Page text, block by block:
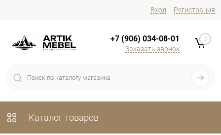
Вход Регистрация
+7 (906) 034-08-01
Заказать звонок
0
Каталог товаров